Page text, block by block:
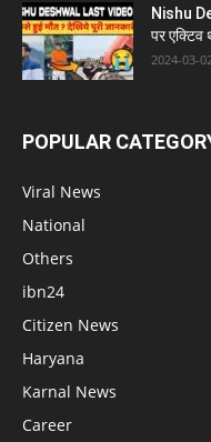
Nishu
पर एक्टिव
2024-03-
POPULAR
Viral News
National
Others
ibn24
Citizen News
Haryana
Karnal News
Career